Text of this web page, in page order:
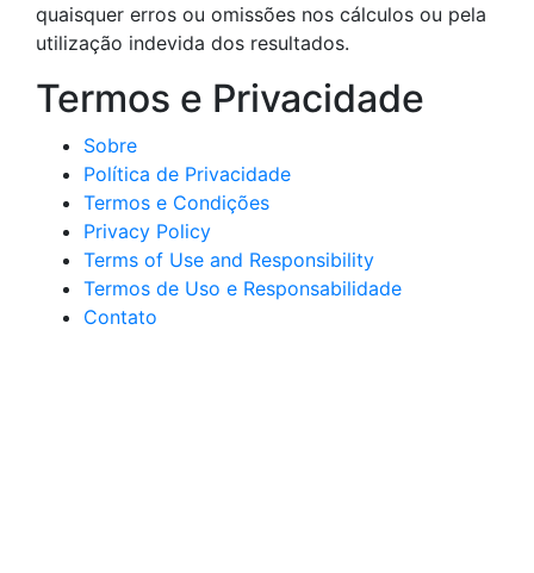
quaisquer erros ou omissões nos cálculos ou pela
utilização indevida dos resultados.
Termos e Privacidade
Sobre
Política de Privacidade
Termos e Condições
Privacy Policy
Terms of Use and Responsibility
Termos de Uso e Responsabilidade
Contato